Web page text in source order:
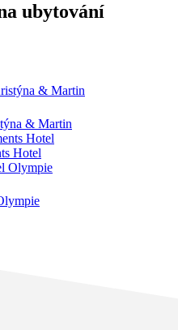
ubytování
& Martin
Hotel